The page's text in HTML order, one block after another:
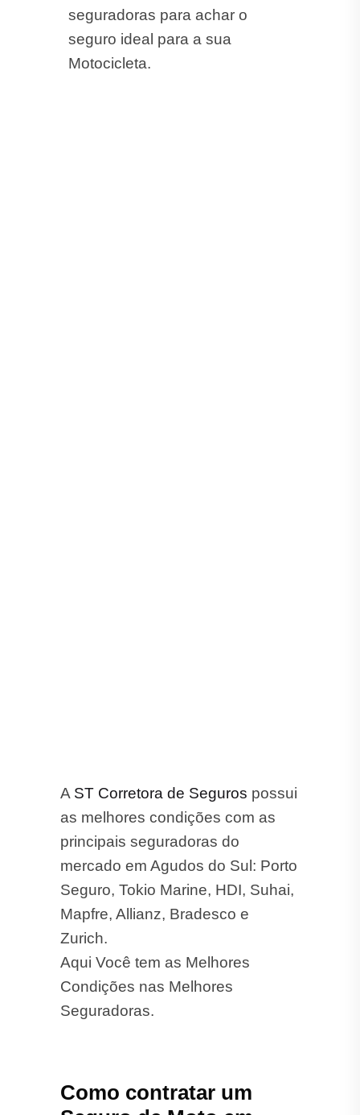
seguradoras para achar o
seguro ideal para a sua
Motocicleta.
A ST Corretora de Seguros possui
as melhores condições com as
principais seguradoras do
mercado em Agudos do Sul: Porto
Seguro, Tokio Marine, HDI, Suhai,
Mapfre, Allianz, Bradesco e
Zurich.
Aqui Você tem as Melhores
Condições nas Melhores
Seguradoras.
Como contratar um